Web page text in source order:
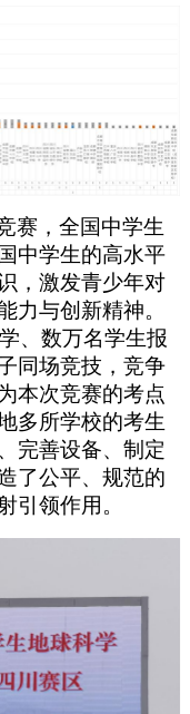
赛，全国中学生
中学生的高水平
，激发青少年对
力与创新精神。
、数万名学生报
同场竞技，竞争
本次竞赛的考点
多所学校的考生
完善设备、制定
了公平、规范的
引领作用。